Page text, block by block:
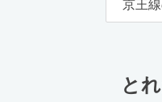
京王
と